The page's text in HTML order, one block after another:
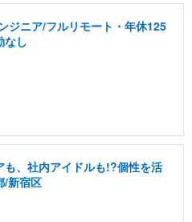
ジニア/フルリモート・年休125
なし
、社内アイドルも!?個性を活
/新宿区